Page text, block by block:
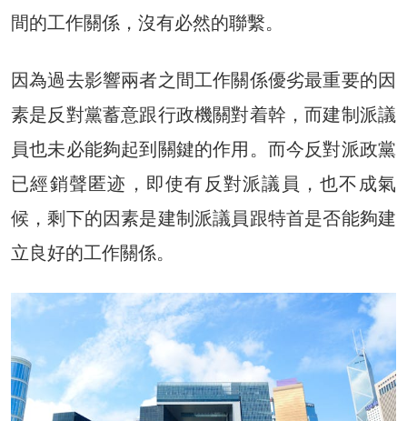
間的工作關係，沒有必然的聯繫。
因為過去影響兩者之間工作關係優劣最重要的因
素是反對黨蓄意跟行政機關對着幹，而建制派議
員也未必能夠起到關鍵的作用。而今反對派政黨
已經銷聲匿迹，即使有反對派議員，也不成氣
候，剩下的因素是建制派議員跟特首是否能夠建
立良好的工作關係。